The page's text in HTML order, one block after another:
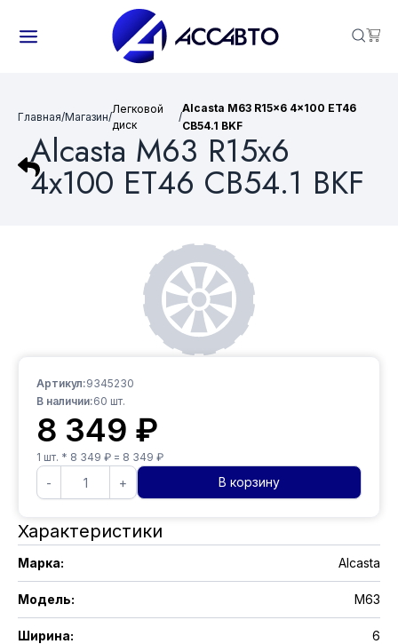
Главная/Магазин/
Легковой
диск
/
Alcasta M63 R15x6 4x100 ET46
CB54.1 BKF
Alcasta M63 R15x6
4x100 ET46 CB54.1 BKF
Характеристики
Марка: Alcasta
Модель: M63
Ширина: 6
Артикул:9345230
В наличии:60 шт.
8 349 ₽
1 шт. * 8 349 ₽ = 8 349 ₽
- + В корзину